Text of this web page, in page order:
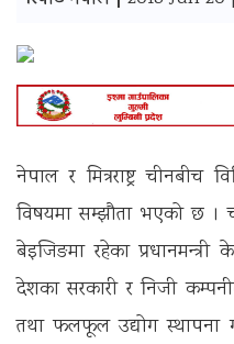
नेपाल र मित्रराष्ट्र चीनबीच
विषयमा सम्झौता भएको छ ।
बेइजिङमा रहेका
देशका सरकारी र निजी
तथा फलफूल उद्योग स्थापना